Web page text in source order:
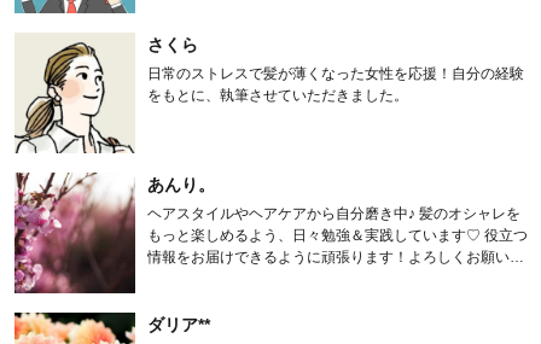
さくら
日常のストレスで髪が薄くなった女性を応援！自分の経験
をもとに、執筆させていただきました。
あんり。
ヘアスタイルやヘアケアから自分磨き中♪ 髪のオシャレを
もっと楽しめるよう、日々勉強＆実践しています♡ 役立つ
情報をお届けできるように頑張ります！よろしくお願いし
ダリア**